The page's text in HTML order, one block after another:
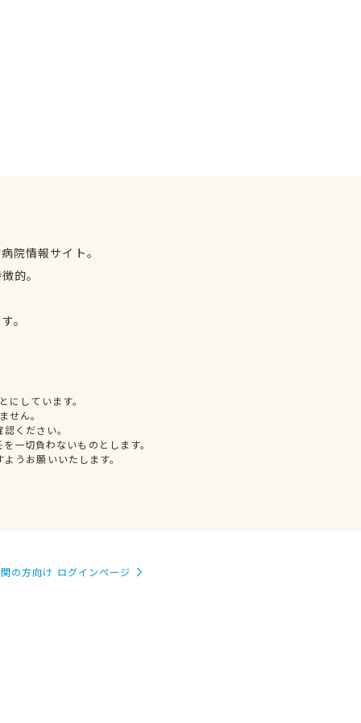
院情報サイト。
的。
。
しています。
せん。
ください。
一切負わないものとします。
うお願いいたします。
の方向け ログインページ